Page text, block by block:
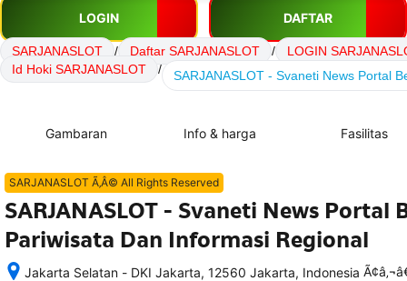
LOGIN DAFTAR
SARJANASLOT / Daftar SARJANASLOT /
LOGIN
Id Hoki SARJANASLOT
/ SARJANASLOT - Svaneti News Portal
Gambaran Info & harga Fasilitas
SARJANASLOT Ã‚Â© All Rights Reserved
SARJANASLOT - Svaneti News Portal
Pariwisata Dan Informasi Regional
Jakarta Selatan - DKI Jakarta, 12560 Jakarta, Indonesia